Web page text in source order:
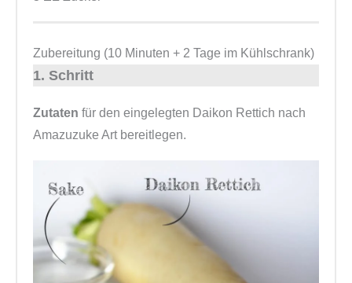
Zubereitung (10 Minuten + 2 Tage im Kühlschrank)
1. Schritt
Zutaten für den eingelegten Daikon Rettich nach
Amazuzuke Art bereitlegen.